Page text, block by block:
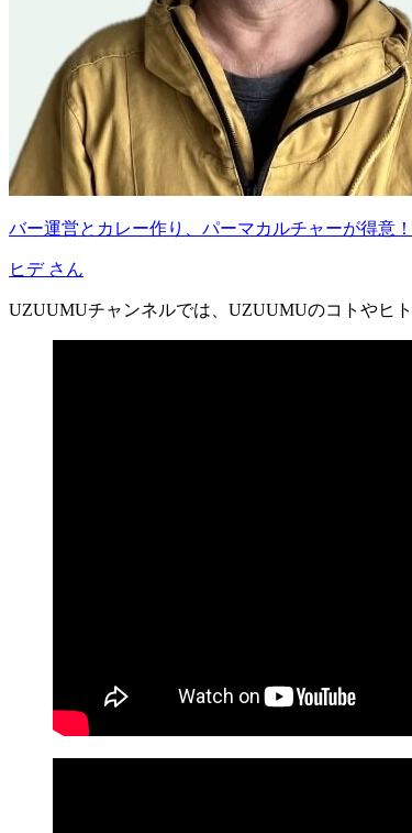
バー運営とカレー作り、パーマカルチャーが得意！
ヒデ さん
UZUUMUチャンネルでは、UZUUMUのコトやヒ